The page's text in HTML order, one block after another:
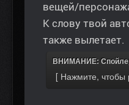
вещей/
К слову твой
также вылетает.
ВНИМАНИЕ: